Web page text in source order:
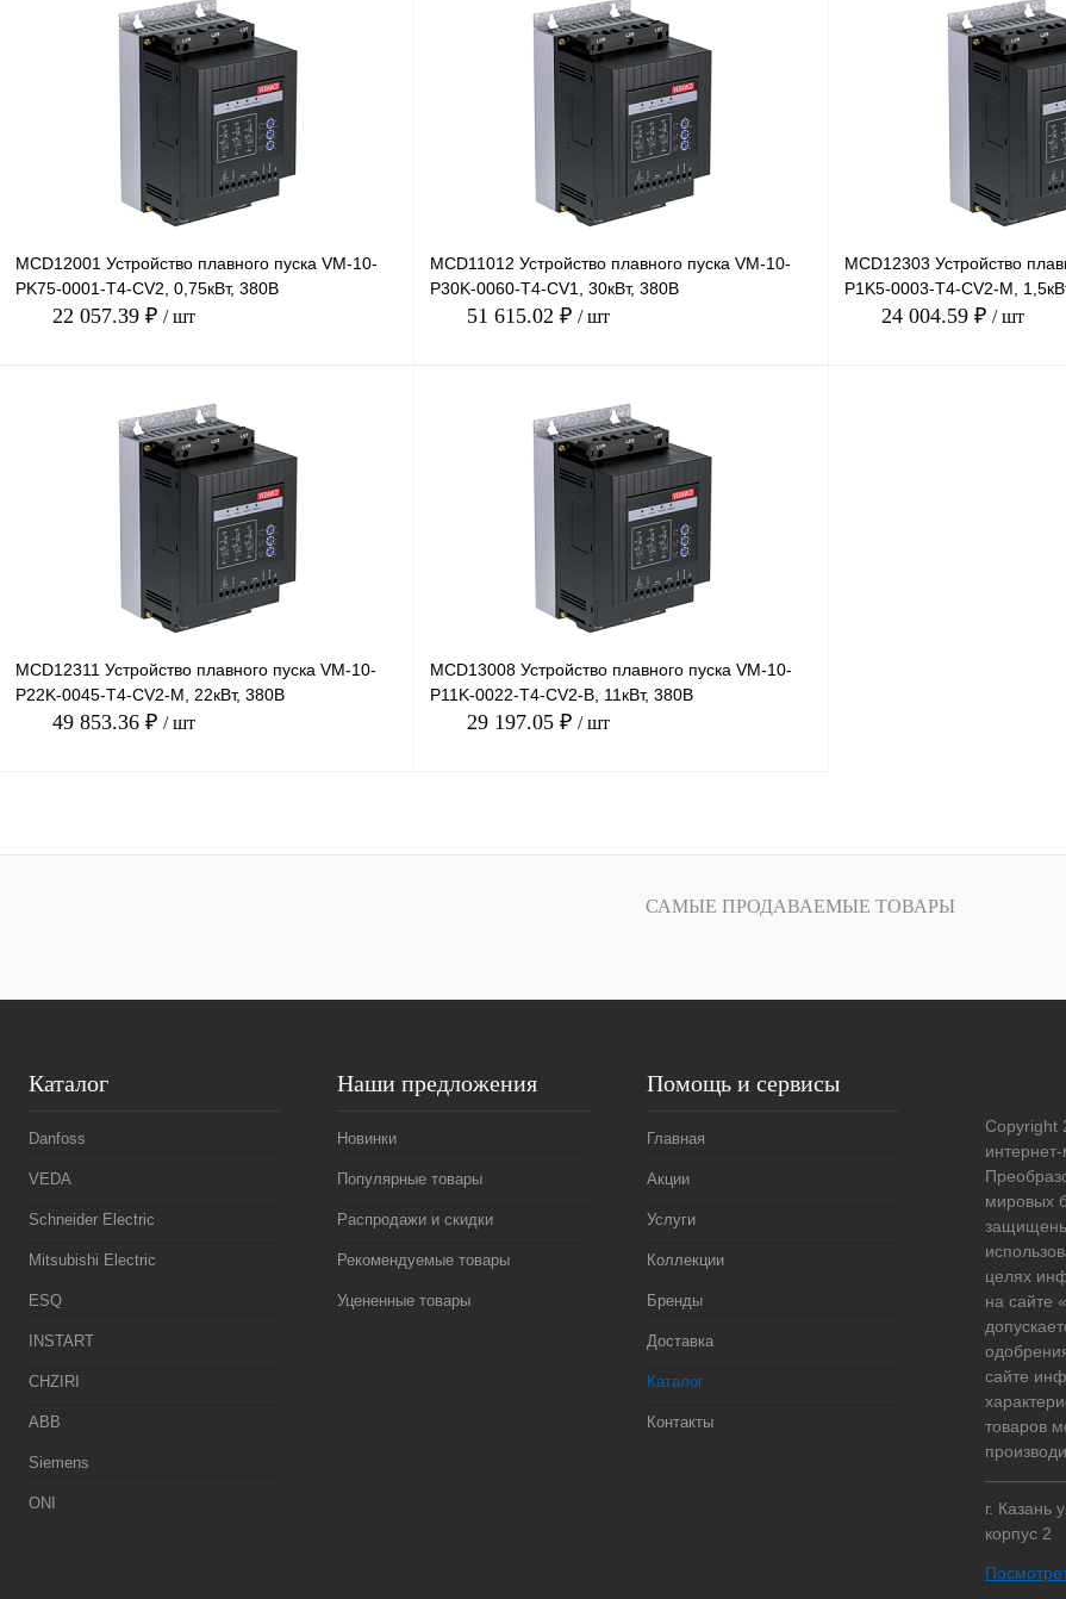
Сравнение
Под заказ
Сравнение
Под заказ
MCD12001 Устройство плавного пуска VM-10-
PK75-0001-T4-CV2, 0,75кВт, 380В
22 057.39 ₽ / шт
Сравнение
Под заказ
MCD11012 Устройство плавного пуска VM-10-
P30K-0060-T4-CV1, 30кВт, 380В
51 615.02 ₽ / шт
Сравнение
Под заказ
MCD12303 Устройство
P1K5-0003-T4-CV2-M,
24 004.59 ₽ / шт
MCD12311 Устройство плавного пуска VM-10-
P22K-0045-T4-CV2-M, 22кВт, 380В
49 853.36 ₽ / шт
MCD13008 Устройство плавного пуска VM-10-
P11K-0022-T4-CV2-B, 11кВт, 380В
29 197.05 ₽ / шт
САМЫЕ ПРОДАВАЕМЫЕ ТОВАРЫ
Каталог
Danfoss
VEDA
Schneider Electric
Mitsubishi Electric
ESQ
INSTART
CHZIRI
ABB
Siemens
ONI
Наши предложения
Новинки
Популярные товары
Распродажи и скидки
Рекомендуемые товары
Уцененные товары
Помощь и сервисы
Главная
Акции
Услуги
Коллекции
Бренды
Доставка
Каталог
Контакты
Copyright
мировых
целях
на сайте
сайте
товаров
г. Казань
корпус 2